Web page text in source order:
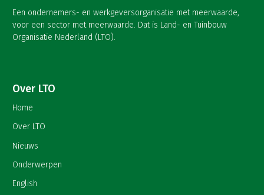
Een ondernemers- en werkgeversorganisatie met meerwaarde,
voor een sector met meerwaarde. Dat is Land- en Tuinbouw
Organisatie Nederland (LTO).
Over LTO
Home
Over LTO
Nieuws
Onderwerpen
English